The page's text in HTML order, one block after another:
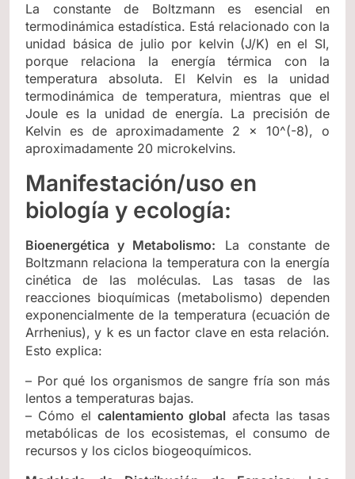
La constante de Boltzmann es esencial en
termodinámica estadística. Está relacionado con la
unidad básica de julio por kelvin (J/K) en el SI,
porque relaciona la energía térmica con la
temperatura absoluta. El Kelvin es la unidad
termodinámica de temperatura, mientras que el
Joule es la unidad de energía. La precisión de
Kelvin es de aproximadamente 2 × 10^(-8), o
aproximadamente 20 microkelvins.
Manifestación/uso en
biología y ecología:
Bioenergética y Metabolismo: La constante de
Boltzmann relaciona la temperatura con la energía
cinética de las moléculas. Las tasas de las
reacciones bioquímicas (metabolismo) dependen
exponencialmente de la temperatura (ecuación de
Arrhenius), y k es un factor clave en esta relación.
Esto explica:
– Por qué los organismos de sangre fría son más
lentos a temperaturas bajas.
– Cómo el calentamiento global afecta las tasas
metabólicas de los ecosistemas, el consumo de
recursos y los ciclos biogeoquímicos.